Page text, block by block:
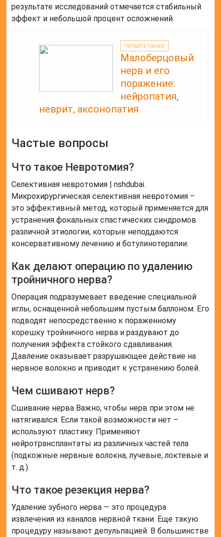
результате исследований отмечается стабильный
эффект и небольшой процент осложнений.
Читайте также:
Малоберцовый
нерв и его
поражение:
нейропатия,
неврит, аксонопатия
Частые вопросы
Что такое Невротомия?
Селективная невротомия | nshdubai.
Микрохирургическая селективная невротомия –
это эффективный метод, который применяется для
устранения фокальных спастических синдромов
различной этиологии, которые неподдаются
консервативному лечению и ботулинотерапии.
Как делают операцию по удалению
тройничного нерва?
Операция подразумевает введение специальной
иглы, оснащенной небольшим пустым баллоном. Его
подводят непосредственно к пораженному
корешку тройничного нерва и раздувают до
получения эффекта стойкого сдавливания.
Давление оказывает разрушающее действие на
нервное волокно и приводит к устранению болей.
Чем сшивают нерв?
Сшивание нерва Важно, чтобы нерв при этом не
натягивался. Если такой возможности нет –
используют пластику. Применяют
нейротрансплантаты из различных частей тела
(подкожные нервные волокна, лучевые, локтевые и
т. д.).
Что такое резекция нерва?
Удаление зубного нерва — это процедура
извлечения из каналов нервной ткани. Еще такую
процедуру называют депульпацией. В большинстве